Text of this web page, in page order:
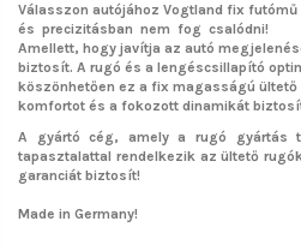
Válasszon autójához Vogtland fix
és precizitásban nem fog csalódni!
Amellett, hogy javítja az autó
biztosít. A rugó és a lengéscsillapító
köszönhetően ez a fix magasságú
komfortot és a fokozott dinamikát
A gyártó cég, amely a rugó gyártás
tapasztalattal rendelkezik az ültető
garanciát biztosít!
Made in Germany!